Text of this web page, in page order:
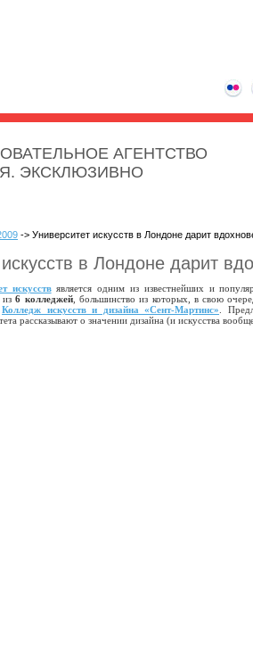
АГЕНТСТВО
ЭКСКЛЮЗИВНО
-> Университет искусств в Лондоне дарит
в Лондоне дарит
искусствявляется одним из известнейших и
из6 колледжей, большинство из которых, в свою
Колледж искусств и дизайна «Сент-Мартинс» .
рассказывают о значении дизайна (и искусства